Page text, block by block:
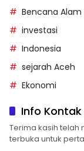
Bencana Alam
investasi
Indonesia
sejarah Aceh
Ekonomi
Info Kontak
Terima kasih telah
terbuka untuk